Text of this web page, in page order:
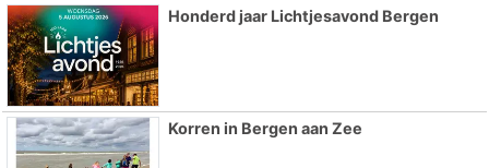
Honderd jaar Lichtjesavond Bergen
Korren in Bergen aan Zee